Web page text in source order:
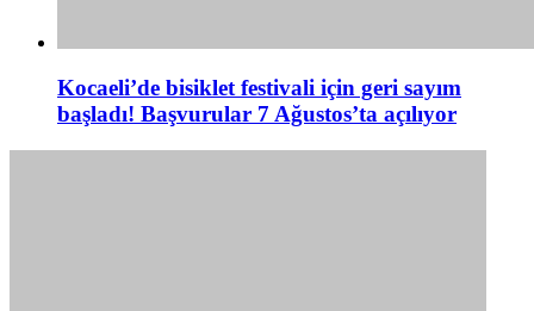
Kocaeli’de bisiklet festivali için geri sayım
başladı! Başvurular 7 Ağustos’ta açılıyor